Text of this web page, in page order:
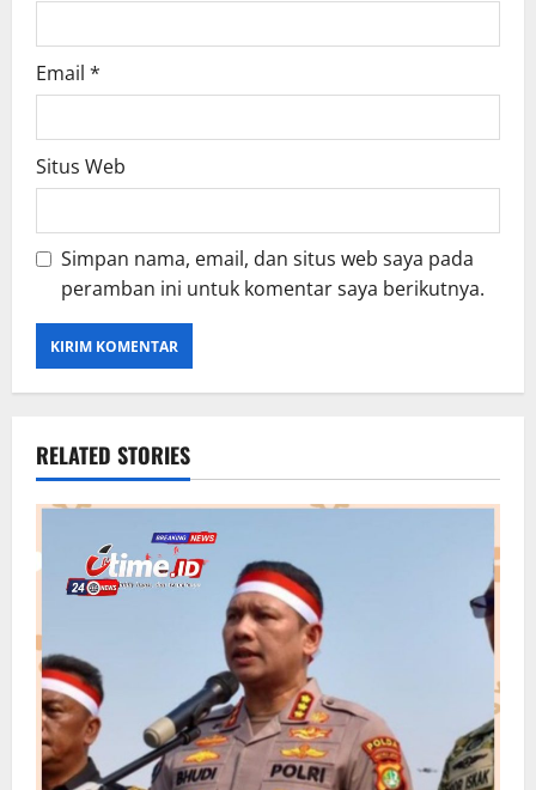
Email *
Situs Web
Simpan nama, email, dan situs web saya pada
peramban ini untuk komentar saya berikutnya.
RELATED STORIES